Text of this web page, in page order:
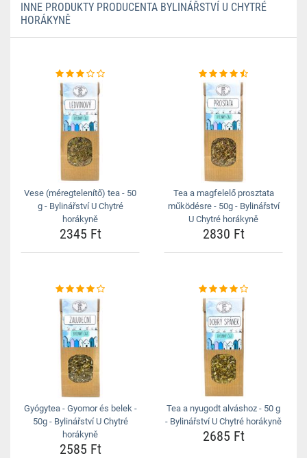
INNE PRODUKTY PRODUCENTA BYLINÁŘSTVÍ U CHYTRÉ
HORÁKYNĚ
Vese (méregtelenítő) tea - 50
g - Bylinářství U Chytré
horákyně
2345 Ft
Tea a magfelelő prosztata
működésre - 50g - Bylinářství
U Chytré horákyně
2830 Ft
Gyógytea - Gyomor és belek -
50g - Bylinářství U Chytré
horákyně
2585 Ft
Tea a nyugodt alváshoz - 50 g
- Bylinářství U Chytré horákyně
2685 Ft